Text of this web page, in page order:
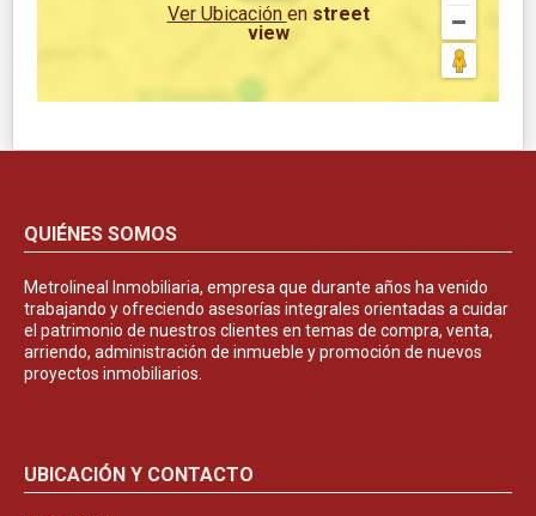
Ver Ubicación en street
view
QUIÉNES SOMOS
Metrolineal Inmobiliaria, empresa que durante años ha venido
trabajando y ofreciendo asesorías integrales orientadas a cuidar
el patrimonio de nuestros clientes en temas de compra, venta,
arriendo, administración de inmueble y promoción de nuevos
proyectos inmobiliarios.
UBICACIÓN Y CONTACTO